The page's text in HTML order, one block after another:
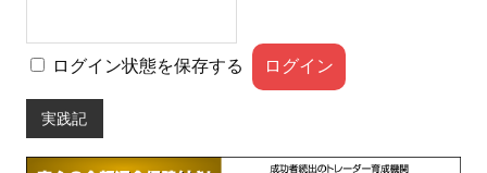
ログイン状態を保存する
実践記